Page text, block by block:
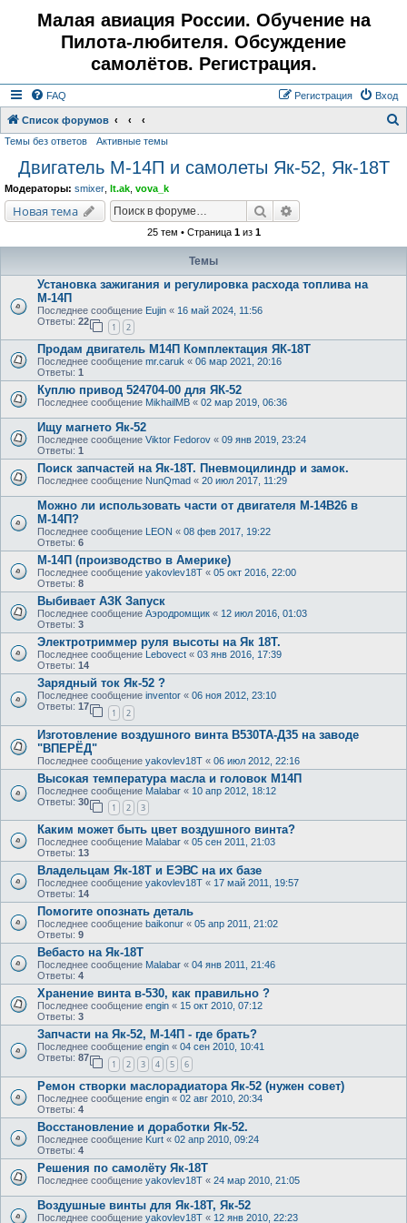
Малая авиация России. Обучение на
Пилота-любителя. Обсуждение
самолётов. Регистрация.
FAQ Вход
Регистрация
Список форумов
Темы без ответов Активные темы
Двигатель М-14П и самолеты Як-52, Як-18Т
Модераторы: smixer lt.ak vova_k
Новая тема Поиск
25 тем • Страница 1из 1
Темы
Установка зажигания и регулировка расхода топлива на
М-14П
Последнее сообщение Eujin « 16 май 2024, 11:56
Ответы: 22
1 2
Продам двигатель М14П Комплектация ЯК-18Т
Последнее сообщение mr.caruk « 06 мар 2021, 20:16
Ответы: 1
Куплю привод 524704-00 для ЯК-52
Последнее сообщение MikhailMB « 02 мар 2019, 06:36
Ищу магнето Як-52
Последнее сообщение Viktor Fedorov « 09 янв 2019, 23:24
Ответы: 1
Поиск запчастей на Як-18Т. Пневмоцилиндр и замок.
Последнее сообщение NunQmad « 20 июл 2017, 11:29
Можно ли использовать части от двигателя М-14В26 в
М-14П?
Последнее сообщение LEON « 08 фев 2017, 19:22
Ответы: 6
М-14П (производство в Америке)
Последнее сообщение yakovlev18T « 05 окт 2016, 22:00
Ответы: 8
Выбивает АЗК Запуск
Последнее сообщение Аэродромщик « 12 июл 2016, 01:03
Ответы: 3
Электротриммер руля высоты на Як 18Т.
Последнее сообщение Lebovect « 03 янв 2016, 17:39
Ответы: 14
Зарядный ток Як-52 ?
Последнее сообщение inventor « 06 ноя 2012, 23:10
Ответы: 17
1 2
Изготовление воздушного винта В530ТА-Д35 на заводе
"ВПЕРЁД"
Последнее сообщение yakovlev18T « 06 июл 2012, 22:16
Высокая температура масла и головок М14П
Последнее сообщение Malabar « 10 апр 2012, 18:12
Ответы: 30
1 2 3
Каким может быть цвет воздушного винта?
Последнее сообщение Malabar « 05 сен 2011, 21:03
Ответы: 13
Владельцам Як-18Т и ЕЭВС на их базе
Последнее сообщение yakovlev18T « 17 май 2011, 19:57
Ответы: 14
Помогите опознать деталь
Последнее сообщение baikonur « 05 апр 2011, 21:02
Ответы: 9
Вебасто на Як-18Т
Последнее сообщение Malabar « 04 янв 2011, 21:46
Ответы: 4
Хранение винта в-530, как правильно ?
Последнее сообщение engin « 15 окт 2010, 07:12
Ответы: 3
Запчасти на Як-52, М-14П - где брать?
Последнее сообщение engin « 04 сен 2010, 10:41
Ответы: 87
1 2 3 4 5 6
Ремон створки маслорадиатора Як-52 (нужен совет)
Последнее сообщение engin « 02 авг 2010, 20:34
Ответы: 4
Восстановление и доработки Як-52.
Последнее сообщение Kurt « 02 апр 2010, 09:24
Ответы: 4
Решения по самолёту Як-18Т
Последнее сообщение yakovlev18T « 24 мар 2010, 21:05
Воздушные винты для Як-18Т, Як-52
Последнее сообщение yakovlev18T « 12 янв 2010, 22:23